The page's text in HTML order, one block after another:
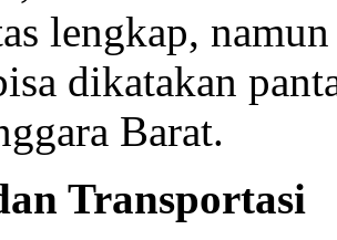
lengkap,
dikatakan
Barat.
Transportasi